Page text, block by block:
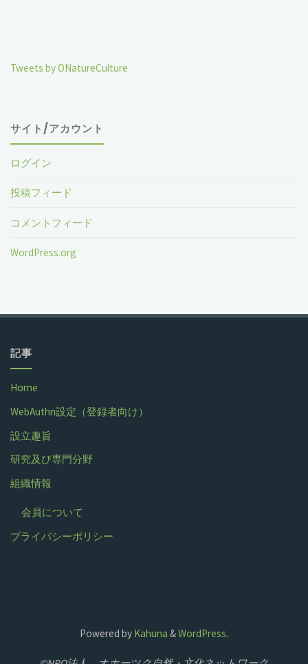
Tweets by ONatureCulture
サイト/アカウント
ログイン
投稿フィード
コメントフィード
WordPress.org
記事
Home
WebAuthn設定（登録者向け）
設立趣旨
研究及び専門分野
組織情報
会員について
プライバシーポリシー
Powered by Kahuna &WordPress.